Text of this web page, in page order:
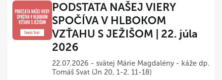
PODSTATA NAŠEJ VIERY
SPOČÍVA V HLBOKOM
VZŤAHU S JEŽIŠOM | 22. júla
2026
22.07.2026 - svätej Márie Magdalény - káže dp.
Tomáš Svat (Jn 20, 1-2. 11-18)